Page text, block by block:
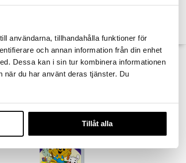
användarna, tillhandahålla funktioner för
och annan information från din enhet
Dessa kan i sin tur kombinera informationen
när du har använt deras tjänster. Du
Tillåt alla
Babblarna Min Första
Målarbok
EGMONT KÄRNAN
Pippi Långstrump Min
Första Målarbok
EGMONT KÄRNAN